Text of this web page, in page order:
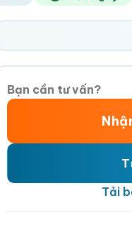
Bạn cần tư vấn?
Tải